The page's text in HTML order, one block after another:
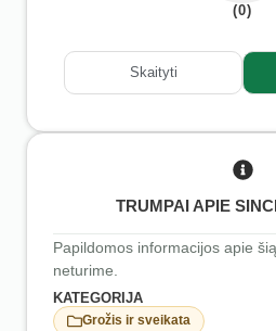
(0)
Skaityti
TRUMPAI APIE
Papildomos informacijos apie
neturime.
KATEGORIJA
Grožis ir sveikata